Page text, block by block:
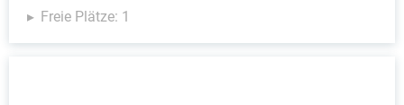
Freie Plätze: 1